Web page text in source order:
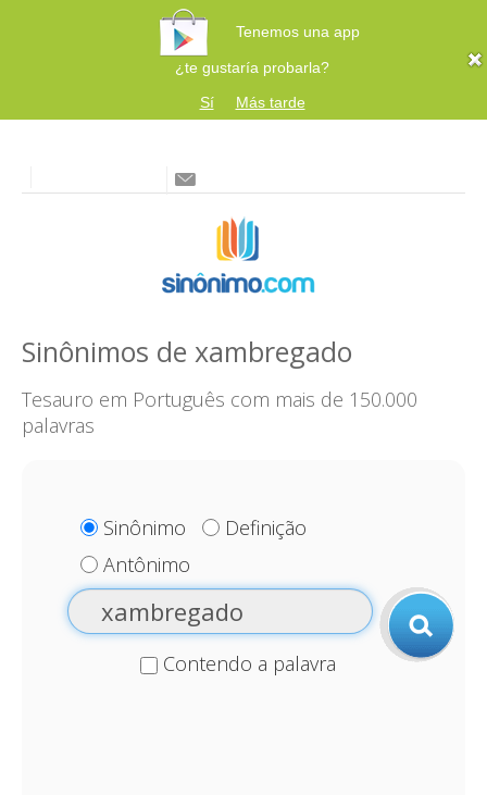
Tenemos una app
¿te gustaría probarla?
Sí
Más tarde
Sinônimos de xambregado
Tesauro em Português com mais de 150.000
palavras
Sinônimo
Definição
Antônimo
Contendo a palavra